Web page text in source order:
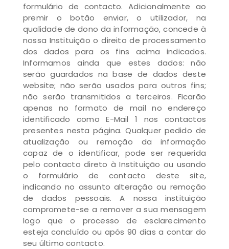
formulário de contacto. Adicionalmente ao
premir o botão enviar, o utilizador, na
qualidade de dono da informação, concede à
nossa Instituição o direito de processamento
dos dados para os fins acima indicados.
Informamos ainda que estes dados: não
serão guardados na base de dados deste
website; não serão usados para outros fins;
não serão transmitidos a terceiros. Ficarão
apenas no formato de mail no endereço
identificado como E-Mail 1 nos contactos
presentes nesta página. Qualquer pedido de
atualização ou remoção da informação
capaz de o identificar, pode ser requerida
pelo contacto direto à Instituição ou usando
o formulário de contacto deste site,
indicando no assunto alteração ou remoção
de dados pessoais. A nossa instituição
compromete-se a remover a sua mensagem
logo que o processo de esclarecimento
esteja concluído ou após 90 dias a contar do
seu último contacto.